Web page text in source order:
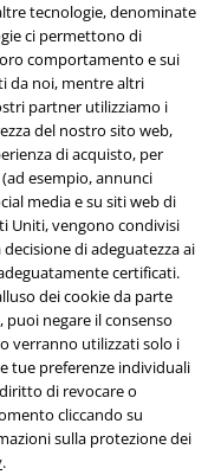
tecnologie, denominate
ci permettono di
comportamento e sui
da noi, mentre altri
partner utilizziamo i
del nostro sito web,
di acquisto, per
esempio, annunci
media e su siti web di
Uniti, vengono condivisi
di adeguatezza ai
certificati.
dei cookie da parte
negare il consenso
verranno utilizzati solo i
tue preferenze individuali
di revocare o
cliccando su
sulla protezione dei
.